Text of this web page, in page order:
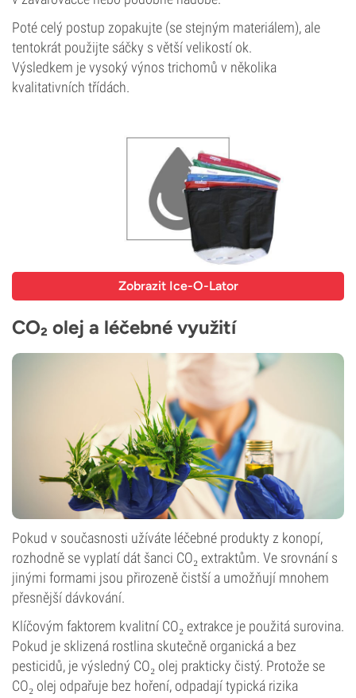
Poté celý postup zopakujte (se stejným materiálem), ale
tentokrát použijte sáčky s větší velikostí ok.
Výsledkem je vysoký výnos trichomů v několika
kvalitativních třídách.
Zobrazit Ice-O-Lator
CO₂ olej a léčebné využití
Pokud v současnosti užíváte léčebné produkty z konopí,
rozhodně se vyplatí dát šanci CO₂ extraktům. Ve srovnání s
jinými formami jsou přirozeně čistší a umožňují mnohem
přesnější dávkování.
Klíčovým faktorem kvalitní CO₂ extrakce je použitá surovina.
Pokud je sklizená rostlina skutečně organická a bez
pesticidů, je výsledný CO₂ olej prakticky čistý. Protože se
CO₂ olej odpařuje bez hoření, odpadají typická rizika